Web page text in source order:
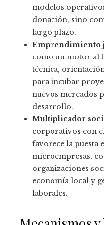
modelos
donación, sino
largo plazo.
Emprendimiento
como un motor al
técnica,
para incubar
nuevos mercados
desarrollo.
Multiplicador
corporativos con
favorece la puesta
microempresas,
organizaciones
economía local y
laborales.